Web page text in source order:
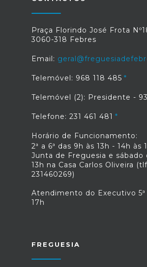
Praça Florindo José Frota
3060-318 Febres
Email:
Telemóvel: 968 118 485
Telemóvel (2): Presidente -
Telefone: 231 461 481
Horário de Funcionamento:
2ª a 6ª das 9h às 13h - 14h às
Junta de Freguesia e sábado
13h na Casa Carlos Oliveira
231460269)
Atendimento do Executivo 5ª
17h
FREGUESIA